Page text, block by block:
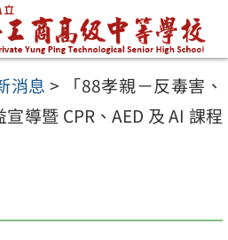
消息 >
「88孝親－反毒害、
導暨 CPR、AED 及 AI 課程